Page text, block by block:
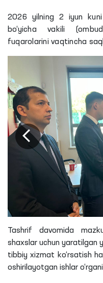
2026 yilning 2 iyun kuni
bo‘yicha vakili
fuqarolarini vaqtincha
Tashrif davomida
shaxslar uchun yaratilgan
tibbiy xizmat ko‘rsatish
oshirilayotgan ishlar